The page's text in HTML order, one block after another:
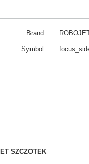
Brand
Symbol
SZCZOTEK